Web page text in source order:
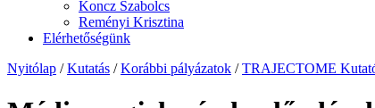
Koncz Szabolcs
Reményi Krisztina
Elérhetőségünk
Nyitólap / Kutatás / Korábbi pályázatok / TRAJECTOME